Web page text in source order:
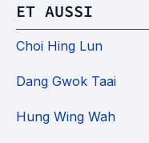
ET AUSSI
Choi Hing Lun
Dang Gwok Taai
Hung Wing Wah